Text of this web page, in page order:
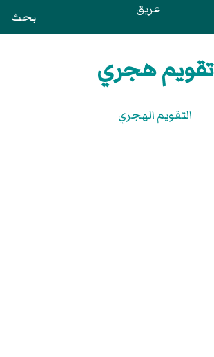
عريق بحث
تقويم هجري
التقويم الهجري